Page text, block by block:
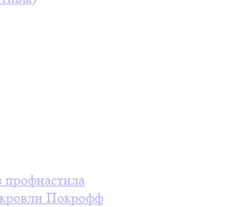
профнастила
Покрофф